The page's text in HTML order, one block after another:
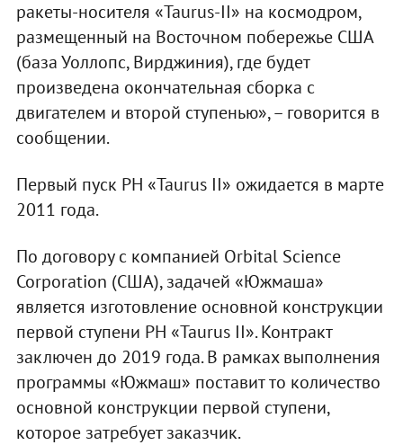
ракеты-носителя «Taurus-II» на космодром,
размещенный на Восточном побережье США
(база Уоллопс, Вирджиния), где будет
произведена окончательная сборка с
двигателем и второй ступенью», – говорится в
сообщении.
Первый пуск РН «Taurus II» ожидается в марте
2011 года.
По договору с компанией Orbital Science
Corporation (США), задачей «Южмаша»
является изготовление основной конструкции
первой ступени РН «Taurus II». Контракт
заключен до 2019 года. В рамках выполнения
программы «Южмаш» поставит то количество
основной конструкции первой ступени,
которое затребует заказчик.